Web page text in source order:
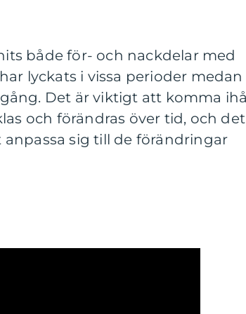
både för- och nackdelar med
lyckats i vissa perioder medan
Det är viktigt att komma
och förändras över tid, och det
sig till de förändringar